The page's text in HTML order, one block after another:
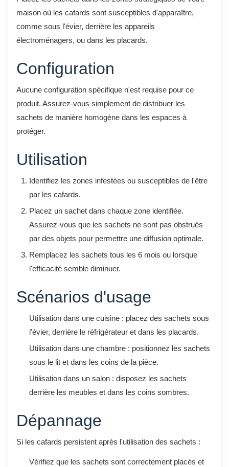
maison où les cafards sont susceptibles d'apparaître,
comme sous l'évier, derrière les appareils
électroménagers, ou dans les placards.
Configuration
Aucune configuration spécifique n'est requise pour ce
produit. Assurez-vous simplement de distribuer les
sachets de manière homogène dans les espaces à
protéger.
Utilisation
Identifiez les zones infestées ou susceptibles de l'être
par les cafards.
Placez un sachet dans chaque zone identifiée.
Assurez-vous que les sachets ne sont pas obstrués
par des objets pour permettre une diffusion optimale.
Remplacez les sachets tous les 6 mois ou lorsque
l'efficacité semble diminuer.
Scénarios d'usage
Utilisation dans une cuisine : placez des sachets sous
l'évier, derrière le réfrigérateur et dans les placards.
Utilisation dans une chambre : positionnez les sachets
sous le lit et dans les coins de la pièce.
Utilisation dans un salon : disposez les sachets
derrière les meubles et dans les coins sombres.
Dépannage
Si les cafards persistent après l'utilisation des sachets :
Vérifiez que les sachets sont correctement placés et